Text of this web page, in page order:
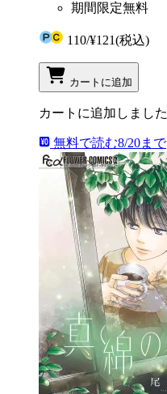
期間限定無料
110/¥121(税込)
カートに追加
カートに追加しました
無料で読む8/20まで